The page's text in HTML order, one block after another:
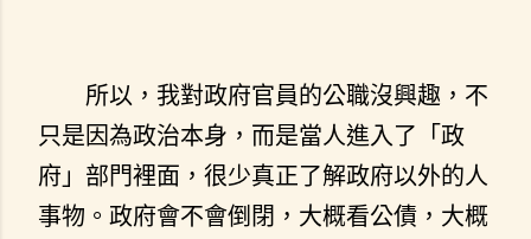
所以，我對政府官員的公職沒興趣，不
只是因為政治本身，而是當人進入了「政
府」部門裡面，很少真正了解政府以外的人
事物。政府會不會倒閉，大概看公債，大概